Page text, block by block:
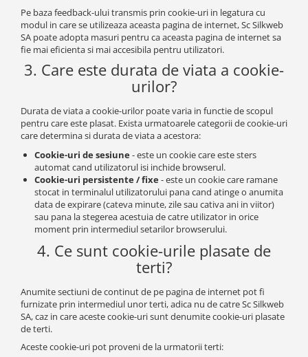
Pe baza feedback-ului transmis prin cookie-uri in legatura cu
modul in care se utilizeaza aceasta pagina de internet, Sc Silkweb
SA poate adopta masuri pentru ca aceasta pagina de internet sa
fie mai eficienta si mai accesibila pentru utilizatori.
3. Care este durata de viata a cookie-
urilor?
Durata de viata a cookie-urilor poate varia in functie de scopul
pentru care este plasat. Exista urmatoarele categorii de cookie-uri
care determina si durata de viata a acestora:
Cookie-uri de sesiune- este un cookie care este sters
automat cand utilizatorul isi inchide browserul.
Cookie-uri persistente / fixe- este un cookie care ramane
stocat in terminalul utilizatorului pana cand atinge o anumita
data de expirare (cateva minute, zile sau cativa ani in viitor)
sau pana la stegerea acestuia de catre utilizator in orice
moment prin intermediul setarilor browserului.
4. Ce sunt cookie-urile plasate de
terti?
Anumite sectiuni de continut de pe pagina de internet pot fi
furnizate prin intermediul unor terti, adica nu de catre Sc Silkweb
SA, caz in care aceste cookie-uri sunt denumite cookie-uri plasate
de terti.
Aceste cookie-uri pot proveni de la urmatorii terti: